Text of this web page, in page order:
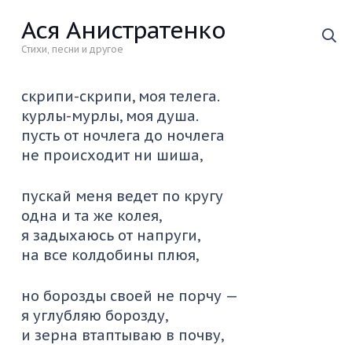
Ася Анистратенко
Стихи, песни и другое
скрипи-скрипи, моя телега.
курлы-мурлы, моя душа.
пусть от ночлега до ночлега
не происходит ни шиша,
пускай меня ведет по кругу
одна и та же колея,
я задыхаюсь от напруги,
на все колдобины плюя,
но борозды своей не порчу —
я углубляю борозду,
и зерна втаптываю в почву,